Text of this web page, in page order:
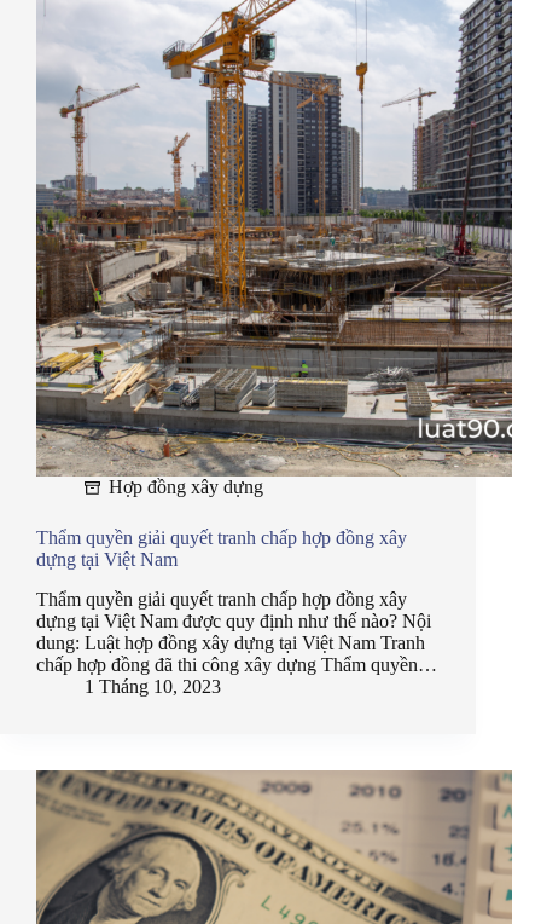
Hợp đồng xây dựng
Thẩm quyền giải quyết tranh chấp hợp đồng xây
dựng tại Việt Nam
Thẩm quyền giải quyết tranh chấp hợp đồng xây
dựng tại Việt Nam được quy định như thế nào? Nội
dung: Luật hợp đồng xây dựng tại Việt Nam Tranh
chấp hợp đồng đã thi công xây dựng Thẩm quyền…
1 Tháng 10, 2023